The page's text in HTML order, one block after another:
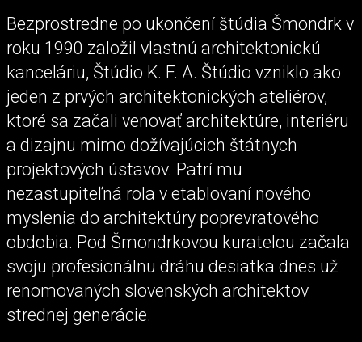
Bezprostredne po ukončení štúdia Šmondrk v
roku 1990 založil vlastnú architektonickú
kanceláriu, Štúdio K. F. A. Štúdio vzniklo ako
jeden z prvých architektonických ateliérov,
ktoré sa začali venovať architektúre, interiéru
a dizajnu mimo dožívajúcich štátnych
projektových ústavov. Patrí mu
nezastupiteľná rola v etablovaní nového
myslenia do architektúry poprevratového
obdobia. Pod Šmondrkovou kuratelou začala
svoju profesionálnu dráhu desiatka dnes už
renomovaných slovenských architektov
strednej generácie.